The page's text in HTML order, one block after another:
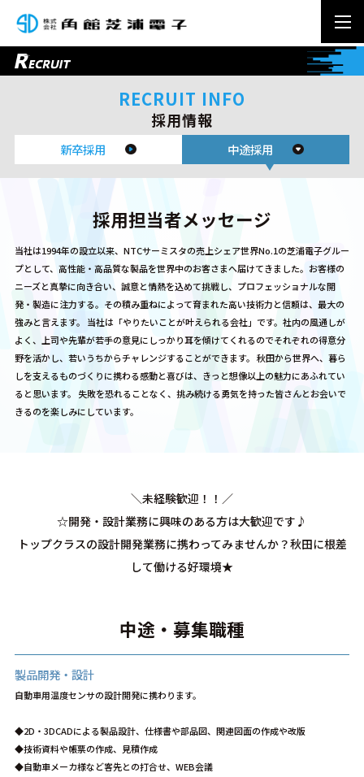
RECRUIT INFO
採用情報
新卒採用 中途採用
採用担当者メッセージ
当社は1994年の設立以来、NTCサーミスタの売上シェア世界No.1の芝浦電子グルー
プとして、高性能・高品質な製品を世界中のお客さまへ届けてきました。 お客様の
ニーズと真摯に向き合い、誠意と情熱を込めて挑戦し、 プロフェッショナルな開
発・製造に注力する。 その積み重ねによって育まれた高い技術力と信頼は、最大の
強みと言えます。 当社は「やりたいことが叶えられる会社」です。 社内の風通しが
よく、上司や先輩が若手の意見にしっかり耳を傾けてくれるのでそれぞれの得意分
野を活かし、若いうちからチャレンジすることができます。 秋田から世界へ、暮ら
しを支えるものづくりに携わる感動と喜びは、 きっと想像以上の魅力にあふれてい
ると思います。 失敗を恐れることなく、挑み続ける勇気を持った皆さんとお会いで
きるのを楽しみにしています。
＼未経験歓迎！！／
☆開発・設計業務に興味のある方は大歓迎です♪
トップクラスの設計開発業務に携わってみませんか？秋田に根差
して働ける好環境★
中途・募集職種
製品開発・設計
自動車用温度センサの設計開発に携わります。
◆2D・3DCADによる製品設計、仕様書や部品図、関連図面の作成や改版
◆技術資料や帳票の作成、見積作成
◆自動車メーカ様など客先との打合せ、WEB会議